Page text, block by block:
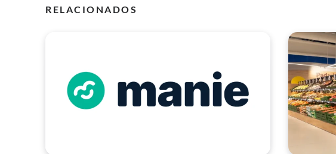
RELACIONADOS